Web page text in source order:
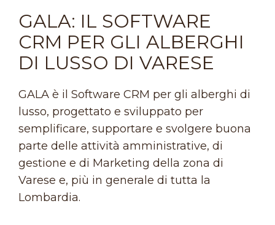
GALA: IL SOFTWARE
CRM PER GLI ALBERGHI
DI LUSSO DI VARESE
GALA è il Software CRM per gli alberghi di
lusso, progettato e sviluppato per
semplificare, supportare e svolgere buona
parte delle attività amministrative, di
gestione e di Marketing della zona di
Varese e, più in generale di tutta la
Lombardia.